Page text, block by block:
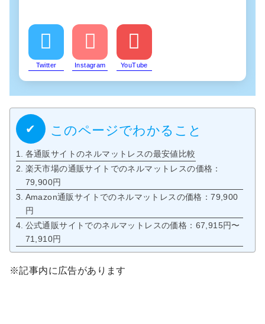
Twitter Instagram YouTube
このページでわかること
各通販サイトのネルマットレスの最安値比較
楽天市場の通販サイトでのネルマットレスの価格：
79,900円
Amazon通販サイトでのネルマットレスの価格：79,900
円
公式通販サイトでのネルマットレスの価格：67,915円〜
71,910円
※記事内に広告があります